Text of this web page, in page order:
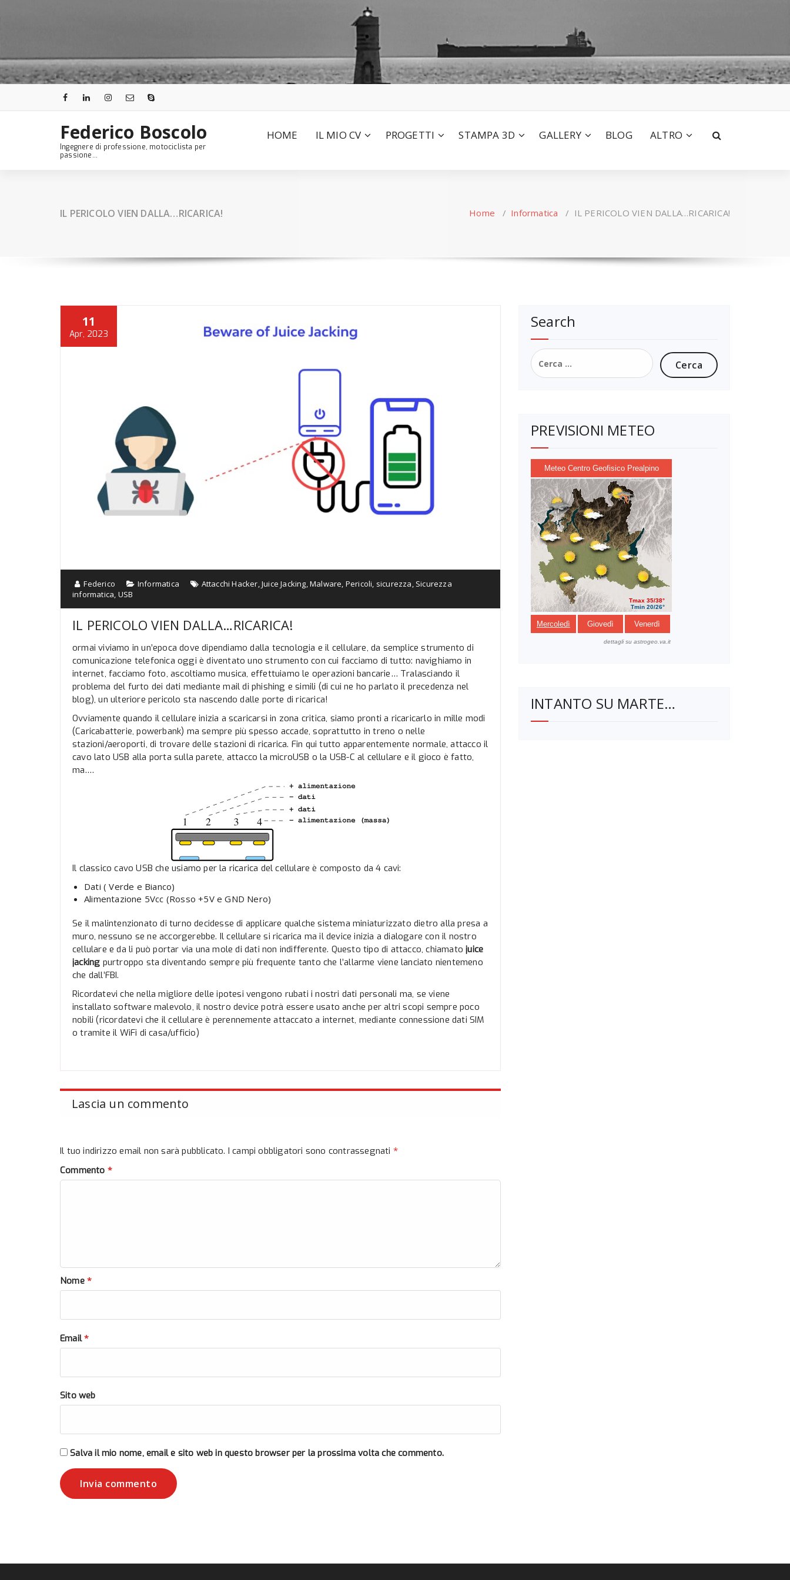
Federico Boscolo
Ingegnere di professione, motociclista per
passione...
HOME IL MIO CV PROGETTI STAMPA 3D GALLERY BLOG ALTRO
IL PERICOLO VIEN DALLA…RICARICA! Home / Informatica / IL PERICOLO VIEN DALLA…RICARICA!
11
Apr, 2023
Federico Informatica Attacchi Hacker,Juice Jacking,Malware, Pericoli, sicurezza, Sicurezza
informatica, USB
IL PERICOLO VIEN DALLA…RICARICA!
ormai viviamo in un’epoca dove dipendiamo dalla tecnologia e il cellulare, da semplice strumento di
comunicazione telefonica oggi è diventato uno strumento con cui facciamo di tutto: navighiamo in
internet, facciamo foto, ascoltiamo musica, effettuiamo le operazioni bancarie… Tralasciando il
problema del furto dei dati mediante mail di phishing e simili (di cui ne ho parlato il precedenza nel
blog), un ulteriore pericolo sta nascendo dalle porte di ricarica!
Ovviamente quando il cellulare inizia a scaricarsi in zona critica, siamo pronti a ricaricarlo in mille modi
(Caricabatterie, powerbank) ma sempre più spesso accade, soprattutto in treno o nelle
stazioni/aeroporti, di trovare delle stazioni di ricarica. Fin qui tutto apparentemente normale, attacco il
cavo lato USB alla porta sulla parete, attacco la microUSB o la USB-C al cellulare e il gioco è fatto,
ma….
Il classico cavo USB che usiamo per la ricarica del cellulare è composto da 4 cavi:
Dati ( Verde e Bianco)
Alimentazione 5Vcc (Rosso +5V e GND Nero)
Se il malintenzionato di turno decidesse di applicare qualche sistema miniaturizzato dietro alla presa a
muro, nessuno se ne accorgerebbe. Il cellulare si ricarica ma il device inizia a dialogare con il nostro
cellulare e da li può portar via una mole di dati non indifferente. Questo tipo di attacco, chiamatojuice
jacking purtroppo sta diventando sempre più frequente tanto che l’allarme viene lanciato nientemeno
che dall’FBI.
Ricordatevi che nella migliore delle ipotesi vengono rubati i nostri dati personali ma, se viene
installato software malevolo, il nostro device potrà essere usato anche per altri scopi sempre poco
nobili (ricordatevi che il cellulare è perennemente attaccato a internet, mediante connessione dati SIM
o tramite il WiFi di casa/ufficio)
Lascia un commento
Il tuo indirizzo email non sarà pubblicato. I campi obbligatori sono contrassegnati *
Commento *
Nome *
Email*
Sito web
Salva il mio nome, email e sito web in questo browser per la prossima volta che commento.
Search
Ricerca
per:
PREVISIONI METEO
INTANTO SU MARTE…